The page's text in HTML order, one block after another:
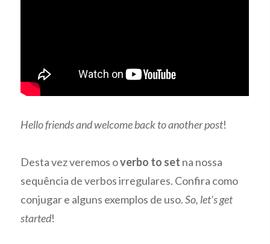
Hello friends and welcome back to another post!
Desta vez veremos overbo to set na nossa
sequência de verbos irregulares. Confira como
conjugar e alguns exemplos de uso.So, let’s get
started!